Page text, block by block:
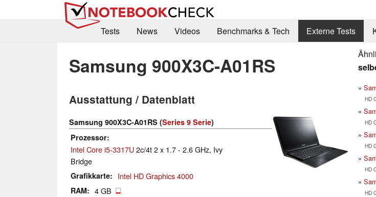
Tests
News Videos Benchmarks & Tech Externe Tests
Samsung 900X3C-A01RS
Ausstattung / Datenblatt
Samsung 900X3C-A01RS (Series 9 Serie)
Prozessor
Intel Core i5-3317U2c/4t 2 x 1.7 - 2.6 GHz, Ivy
Bridge
Grafikkarte Intel HD Graphics 4000
RAM 4 GB
HD
HD
HD
HD
HD